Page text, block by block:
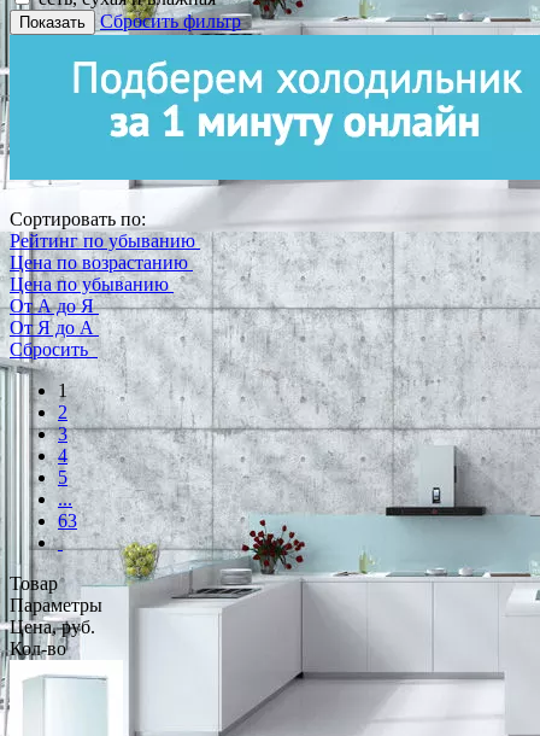
Показать Сбросить фильтр
Сортировать по:
Рейтинг по убыванию
Цена по возрастанию
Цена по убыванию
От А до Я
От Я до А
Сбросить
1
2
3
4
5
...
63
Товар
Параметры
Цена, руб.
Кол-во